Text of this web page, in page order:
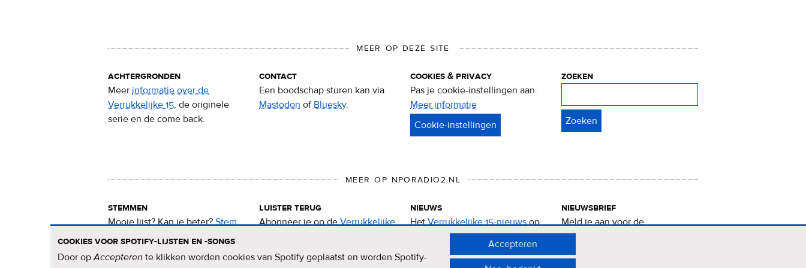
MEER OP DEZE SITE
achtergronden
Meer informatie over de
Verrukkelijke 15, de originele
serie en de come back.
contact
Een boodschap sturen kan via
Mastodon ofBluesky.
cookies & privacy
Pas je cookie-instellingen aan.
Meer informatie
&
zoeken
MEER OP NPORADIO2.NL
stemmen
Mooie lijst? Kan ie beter?Stem
nu voor de Verrukkelijke 15.
luister terug
Abonneer je op deVerrukkelijke
nieuws
HetVerrukkelijke 15-nieuwsop
de NPO Radio 2-website.
nieuwsbrief
Meld je aan voor de
Verrukkelijke 15-nieuwsbrief
cookies voor spotify-lijsten en -songs
Door opAccepteren te klikken worden cookies van Spotify geplaatst en worden Spotify-
Accepteren